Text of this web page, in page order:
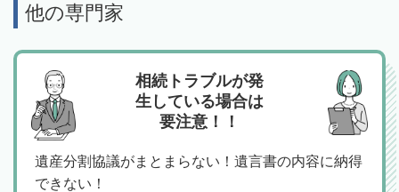
他の専門家
相続トラブルが発
生している場合は
要注意！！
遺産分割協議がまとまらない！遺言書の内容に納得
できない！